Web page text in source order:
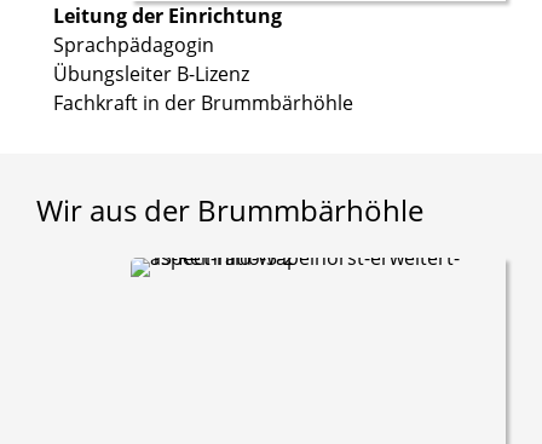
Leitung der Einrichtung
Sprachpädagogin
Übungsleiter B-Lizenz
Fachkraft in der Brummbärhöhle
Wir aus der Brummbärhöhle